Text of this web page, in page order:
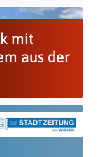
mit
aus der